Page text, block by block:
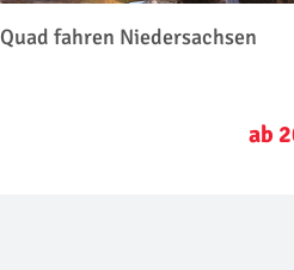
Quad fahren Niedersachsen
ab